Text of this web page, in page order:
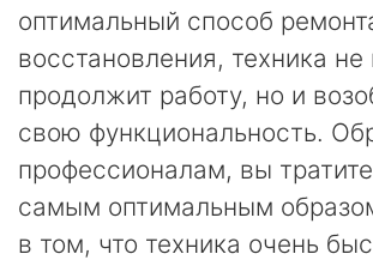
оптимальный способ
восстановления, техника не
продолжит работу, но и
свою функциональность.
профессионалам, вы
самым оптимальным
в том, что техника очень